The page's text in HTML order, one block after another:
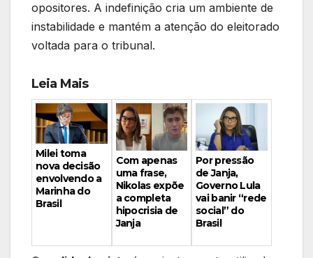
opositores. A indefinição cria um ambiente de
instabilidade e mantém a atenção do eleitorado
voltada para o tribunal.
Leia Mais
Milei toma
nova decisão
envolvendo a
Marinha do
Brasil
Com apenas
uma frase,
Nikolas expõe
a completa
hipocrisia de
Janja
Por pressão
de Janja,
Governo Lula
vai banir “rede
social” do
Brasil